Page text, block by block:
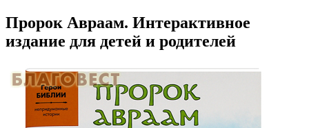
Пророк Авраам. Интерактивное
издание для детей и родителей